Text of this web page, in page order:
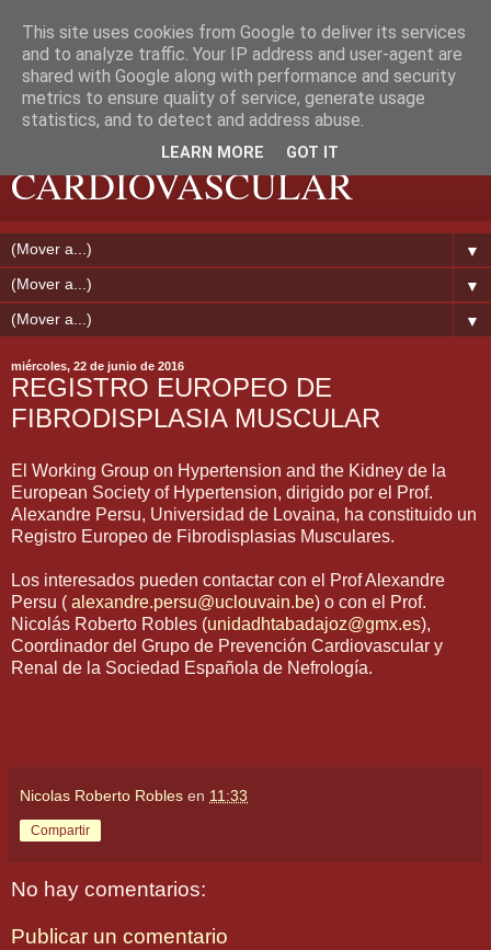
EXTREMADURA
CARDIOVASCULAR
▼
▼
▼
miércoles, 22 de junio de 2016
REGISTRO EUROPEO DE
FIBRODISPLASIA MUSCULAR
El Working Group on Hypertension and the Kidney de la
European Society of Hypertension, dirigido por el Prof.
Alexandre Persu, Universidad de Lovaina, ha constituido un
Registro Europeo de Fibrodisplasias Musculares.
Los interesados pueden contactar con el Prof Alexandre
Persu ( alexandre.persu@uclouvain.be) o con el Prof.
Nicolás Roberto Robles (unidadhtabadajoz@gmx.es),
Coordinador del Grupo de Prevención Cardiovascular y
Renal de la Sociedad Española de Nefrología.
Nicolas Roberto Robles en 11:33
Compartir
No hay comentarios:
Publicar un comentario
This site uses cookies from Google to deliver its services
and to analyze traffic. Your IP address and user-agent are
shared with Google along with performance and security
metrics to ensure quality of service, generate usage
statistics, and to detect and address abuse.
LEARN MORE GOT IT